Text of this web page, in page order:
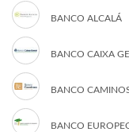
BANCO ALCALÁ
BANCO CAIXA
BANCO
BANCO